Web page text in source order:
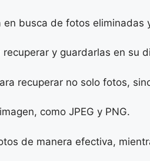
busca de fotos
y guardarlas en su
recuperar no solo fotos,
como JPEG y PNG.
de manera efectiva,